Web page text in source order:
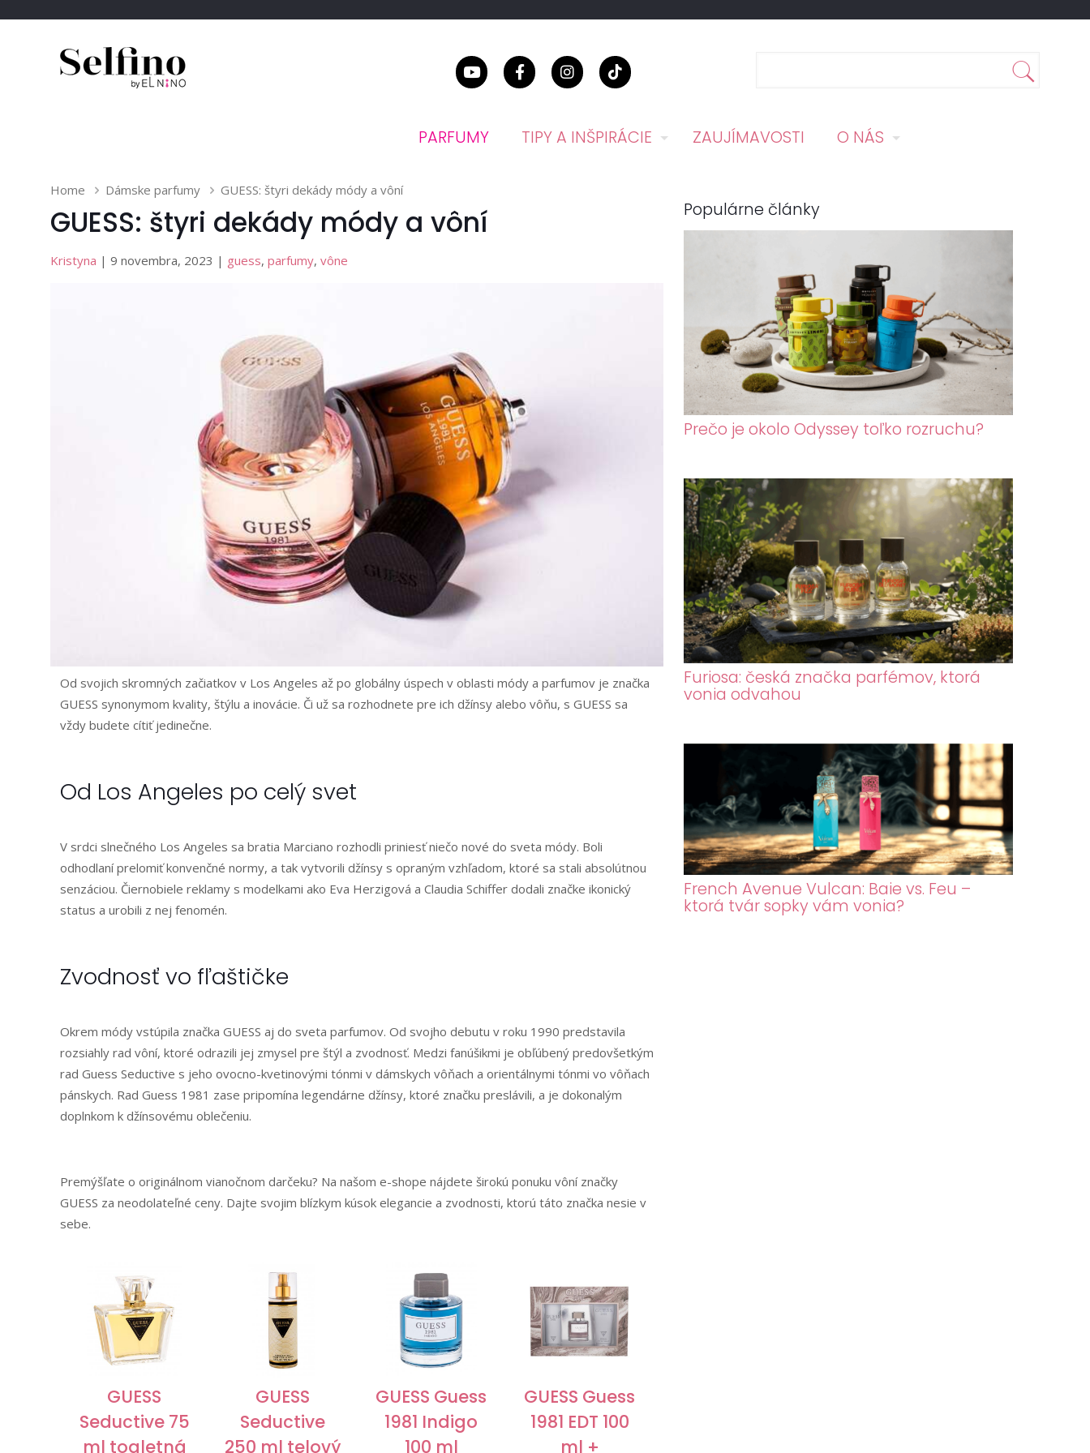
PARFUMY TIPY A INŠPIRÁCIE ZAUJÍMAVOSTI O NÁS
Home Dámske parfumy GUESS: štyri dekády módy a vôní
GUESS: štyri dekády módy a vôní
Kristyna | 9 novembra, 2023 | guess, parfumy, vône
Od svojich skromných začiatkov v Los Angeles až po globálny úspech v oblasti módy a parfumov je značka
GUESS synonymom kvality, štýlu a inovácie. Či už sa rozhodnete pre ich džínsy alebo vôňu, s GUESS sa
vždy budete cítiť jedinečne.
Od Los Angeles po celý svet
V srdci slnečného Los Angeles sa bratia Marciano rozhodli priniesť niečo nové do sveta módy. Boli
odhodlaní prelomiť konvenčné normy, a tak vytvorili džínsy s opraným vzhľadom, ktoré sa stali absolútnou
senzáciou. Čiernobiele reklamy s modelkami ako Eva Herzigová a Claudia Schiffer dodali značke ikonický
status a urobili z nej fenomén.
Zvodnosť vo fľaštičke
Okrem módy vstúpila značka GUESS aj do sveta parfumov. Od svojho debutu v roku 1990 predstavila
rozsiahly rad vôní, ktoré odrazili jej zmysel pre štýl a zvodnosť. Medzi fanúšikmi je obľúbený predovšetkým
rad Guess Seductive s jeho ovocno-kvetinovými tónmi v dámskych vôňach a orientálnymi tónmi vo vôňach
pánskych. Rad Guess 1981 zase pripomína legendárne džínsy, ktoré značku preslávili, a je dokonalým
doplnkom k džínsovému oblečeniu.
Premýšľate o originálnom vianočnom darčeku? Na našom e-shope nájdete širokú ponuku vôní značky
GUESS za neodolateľné ceny. Dajte svojim blízkym kúsok elegancie a zvodnosti, ktorú táto značka nesie v
sebe.
GUESS
Seductive 75
ml toaletná
GUESS
Seductive
250 ml telový
GUESS Guess
1981 Indigo
100 ml
GUESS Guess
1981 EDT 100
ml +
Populárne články
Prečo je okolo Odyssey toľko rozruchu?
Furiosa: česká značka parfémov, ktorá
vonia odvahou
French Avenue Vulcan: Baie vs. Feu –
ktorá tvár sopky vám vonia?